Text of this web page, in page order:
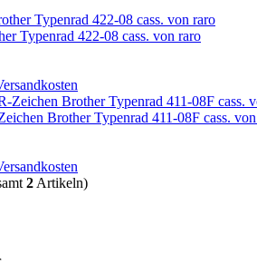
Typenrad 422-08 cass. von raro
Brother Typenrad 411-08F cass.
2 Artikeln)